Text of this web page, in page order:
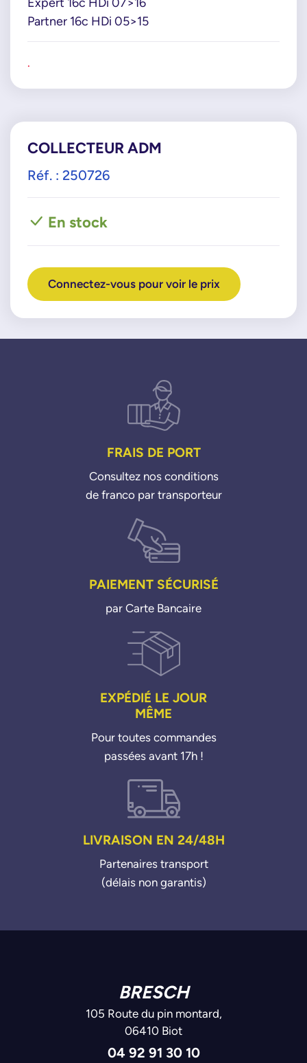
Partner 16c HDi 05>15
.
COLLECTEUR ADM
Réf. : 250726
En stock
Connectez-vous pour voir le prix
FRAIS DE PORT
Consultez nos conditions
de franco par transporteur
PAIEMENT SÉCURISÉ
par Carte Bancaire
EXPÉDIÉ LE JOUR
MÊME
Pour toutes commandes
passées avant 17h !
LIVRAISON EN 24/48H
Partenaires transport
(délais non garantis)
BRESCH
105 Route du pin montard,
06410 Biot
04 92 91 30 10